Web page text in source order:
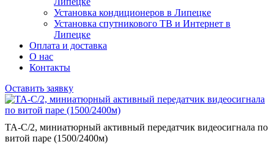
Установка кондиционеров в Липецке
Установка спутникового ТВ и Интернет в
Липецке
Оплата и доставка
О нас
Контакты
Оставить заявку
TA-C/2, миниатюрный активный передатчик видеосигнала по
витой паре (1500/2400м)